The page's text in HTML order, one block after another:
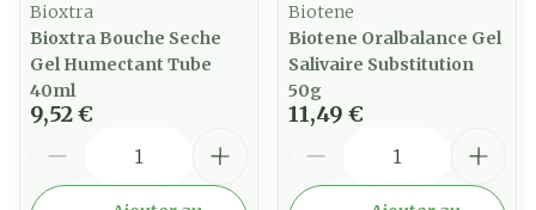
Bioxtra
Bioxtra Bouche Seche
Gel Humectant Tube
40ml
9,52 €
Biotene
Biotene Oralbalance Gel
Salivaire Substitution
50g
11,49 €